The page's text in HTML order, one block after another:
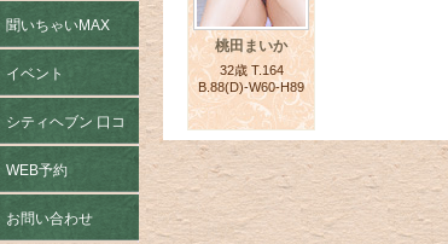
桃田まいか
32歳 T.164
B.88(D)-W60-H89
聞いちゃいMAX
イベント
シティヘブン 口コ
WEB予約
お問い合わせ